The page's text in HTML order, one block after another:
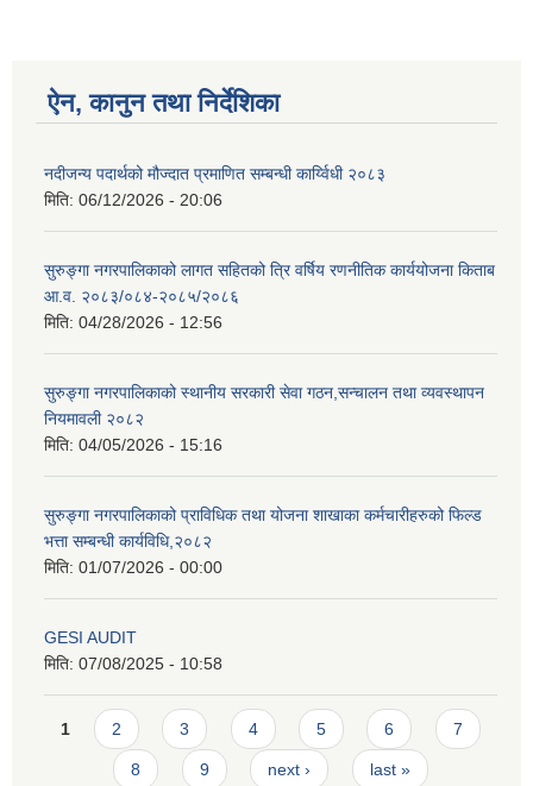
ऐन, कानुन तथा निर्देशिका
नदीजन्य पदार्थको मौज्दात प्रमाणित सम्बन्धी कार्य्विधी २०८३
मिति: 06/12/2026 - 20:06
सुरुङ्गा नगरपालिकाको लागत सहितको त्रि वर्षिय रणनीतिक कार्ययोजना किताब
आ.व. २०८३/०८४-२०८५/२०८६
मिति: 04/28/2026 - 12:56
सुरुङ्गा नगरपालिकाको स्थानीय सरकारी सेवा गठन,सन्चालन तथा व्यवस्थापन
नियमावली २०८२
मिति: 04/05/2026 - 15:16
सुरुङ्गा नगरपालिकाको प्राविधिक तथा योजना शाखाका कर्मचारीहरुको फिल्ड
भत्ता सम्बन्धी कार्यविधि,२०८२
मिति: 01/07/2026 - 00:00
GESI AUDIT
मिति: 07/08/2025 - 10:58
Pages
1 2 3 4 5 6 7
8 9 next › last »